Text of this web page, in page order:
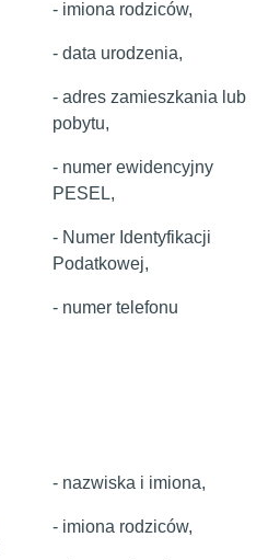
- imiona rodziców,
- data urodzenia,
- adres zamieszkania lub
pobytu,
- numer ewidencyjny
PESEL,
- Numer Identyfikacji
Podatkowej,
- numer telefonu
- nazwiska i imiona,
- imiona rodziców,